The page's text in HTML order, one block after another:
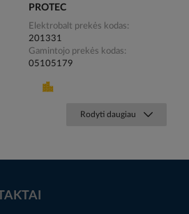
PROTEC
Elektrobalt prekės kodas
201331
Gamintojo prekės kodas
05105179
Rodyti daugiau